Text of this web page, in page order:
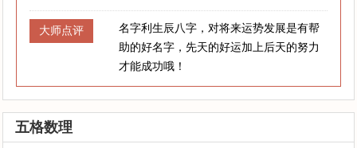
大师点评
名字利生辰八字，对将来运势发展是有帮
助的好名字，先天的好运加上后天的努力
才能成功哦！
五格数理